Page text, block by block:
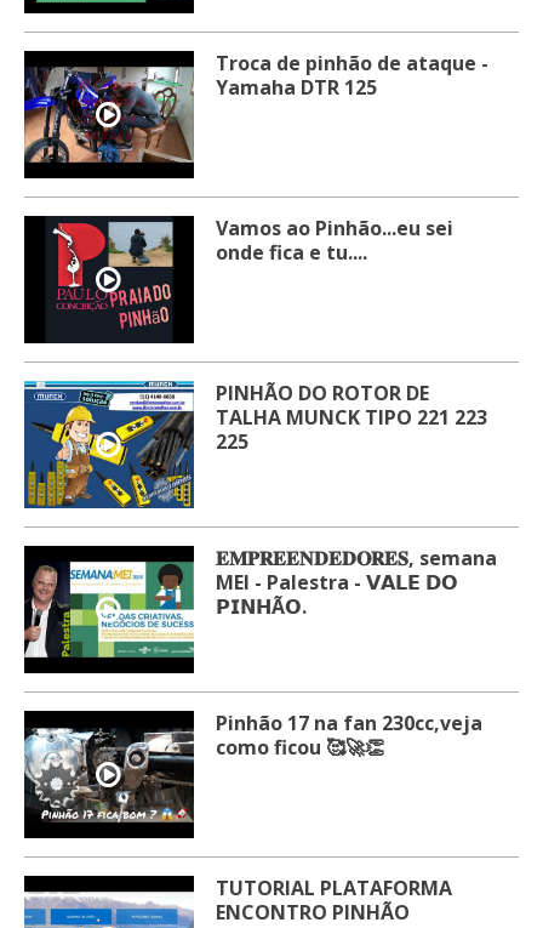
Troca de pinhão de ataque -
Yamaha DTR 125
Vamos ao Pinhão...eu sei
onde fica e tu....
PINHÃO DO ROTOR DE
TALHA MUNCK TIPO 221 223
225
𝐄𝐌𝐏𝐑𝐄𝐄𝐍𝐃𝐄𝐃𝐎𝐑𝐄𝐒, semana
MEI - Palestra - 𝗩𝗔𝗟𝗘 𝗗𝗢
𝗣𝗜𝗡𝗛Ã𝗢.
Pinhão 17 na fan 230cc,veja
como ficou 🥰🚀👏
TUTORIAL PLATAFORMA
ENCONTRO PINHÃO